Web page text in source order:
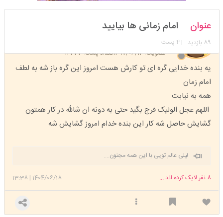
دختر_زمستانی
عضویت: 1397/06/13 تعداد پست: 12333
عنوان امام زمانی ها بیایید
89 بازدید | 4 پست
یه بنده خدایی گره ای تو کارش هست امروز این گره باز شه به لطف
امام زمان
همه به نیابت
اللهم عجل الولیک فرج بگید حتی به دونه ان شالله در کار همتون
گشایش حاصل شه کار این بنده خدام امروز گشایش شه
لیلی عالم تویی با این همه مجنون....
1404/06/18
|
13:38 8 نفر لایک کرده اند ...